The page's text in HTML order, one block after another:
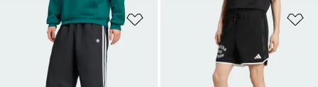
Ajouter à la Liste de produits